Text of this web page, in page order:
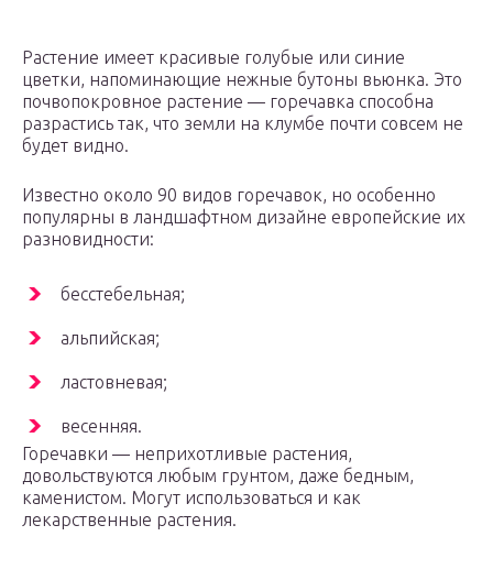
Растение имеет красивые голубые или синие
цветки, напоминающие нежные бутоны вьюнка. Это
почвопокровное растение — горечавка способна
разрастись так, что земли на клумбе почти совсем не
будет видно.
Известно около 90 видов горечавок, но особенно
популярны в ландшафтном дизайне европейские их
разновидности:
бесстебельная;
альпийская;
ластовневая;
весенняя.
Горечавки — неприхотливые растения,
довольствуются любым грунтом, даже бедным,
каменистом. Могут использоваться и как
лекарственные растения.